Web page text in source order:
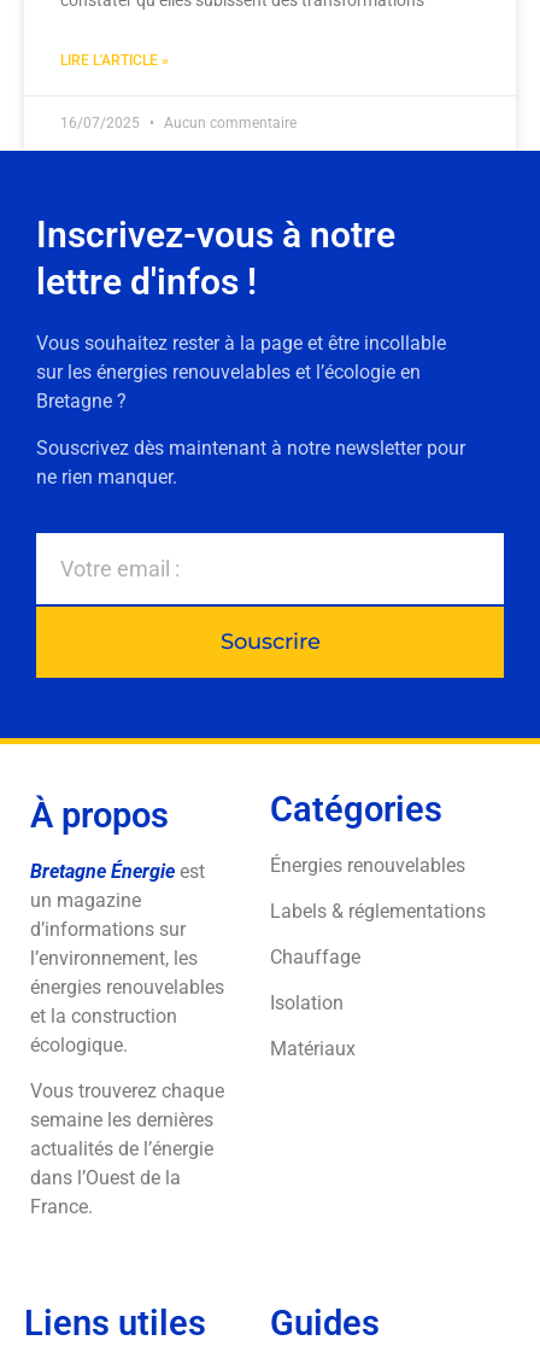
LIRE L'ARTICLE »
16/07/2025 Aucun commentaire
Inscrivez-vous à notre
lettre d'infos !
Vous souhaitez rester à la page et être incollable
sur les énergies renouvelables et l’écologie en
Bretagne ?
Souscrivez dès maintenant à notre newsletter pour
ne rien manquer.
Souscrire
À propos
Bretagne Énergie est
un magazine
d’informations sur
l’environnement, les
énergies renouvelables
et la construction
écologique.
Vous trouverez chaque
semaine les dernières
actualités de l’énergie
dans l’Ouest de la
France.
Catégories
Énergies renouvelables
Labels & réglementations
Chauffage
Isolation
Matériaux
Liens utiles Guides